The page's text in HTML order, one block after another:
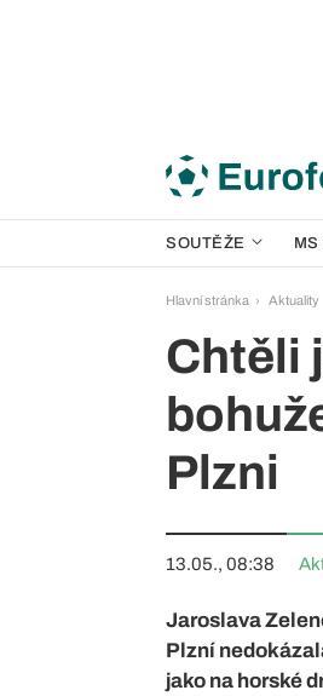
SOUTĚŽE MS
Hlavní stránka Aktuality
Chtěli
Plzni
13.05., 08:38
Jaroslava
Plzní
jako na horské